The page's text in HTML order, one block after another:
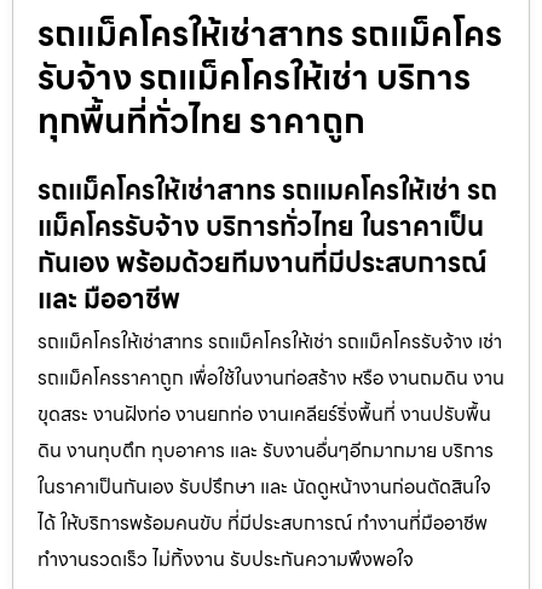
รถแม็คโครให้เช่าสาทร รถแม็คโคร
รับจ้าง รถแม็คโครให้เช่า บริการ
ทุกพื้นที่ทั่วไทย ราคาถูก
รถแม็คโครให้เช่าสาทร รถแมคโครให้เช่า รถ
แม็คโครรับจ้าง บริการทั่วไทย ในราคาเป็น
กันเอง พร้อมด้วยทีมงานที่มีประสบการณ์
และ มืออาชีพ
รถแม็คโครให้เช่าสาทร รถแม็คโครให้เช่า รถแม็คโครรับจ้าง เช่า
รถแม็คโครราคาถูก เพื่อใช้ในงานก่อสร้าง หรือ งานถมดิน งาน
ขุดสระ งานฝังท่อ งานยกท่อ งานเคลียร์ริ่งพื้นที่ งานปรับพื้น
ดิน งานทุบตึก ทุบอาคาร และ รับงานอื่นๆอีกมากมาย บริการ
ในราคาเป็นกันเอง รับปรึกษา และ นัดดูหน้างานก่อนตัดสินใจ
ได้ ให้บริการพร้อมคนขับ ที่มีประสบการณ์ ทำงานที่มืออาชีพ
ทำงานรวดเร็ว ไม่ทิ้งงาน รับประกันความพึงพอใจ